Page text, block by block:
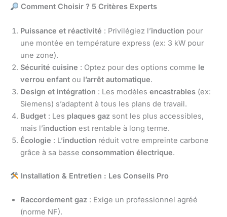
Comment Choisir ? 5 Critères Experts
Puissance et réactivité : Privilégiez l’induction pour
une montée en température express (ex: 3 kW pour
une zone).
Sécurité cuisine : Optez pour des options comme le
verrou enfant ou l’arrêt automatique.
Design et intégration : Les modèles encastrables (ex:
Siemens) s’adaptent à tous les plans de travail.
Budget : Les plaques gaz sont les plus accessibles,
mais l’induction est rentable à long terme.
Écologie : L’induction réduit votre empreinte carbone
grâce à sa basse consommation électrique.
Installation & Entretien : Les Conseils Pro
Raccordement gaz : Exige un professionnel agréé
(norme NF).